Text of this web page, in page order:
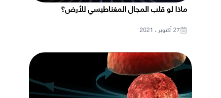
ماذا لو قلب المجال المغناطيسي للأرض؟
27 أكتوبر ، 2021